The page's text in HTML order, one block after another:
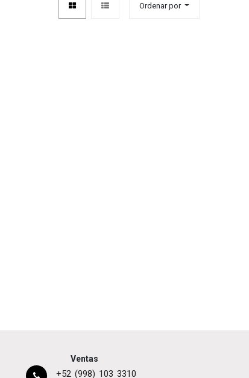
Ordenar por
Ventas
+52 (998) 103 3310